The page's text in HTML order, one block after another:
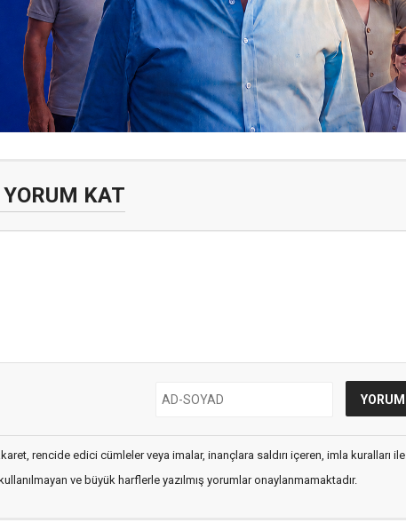
YORUM KAT
rencide edici cümleler veya imalar, inançlara saldırı içeren, imla kuralları ile
ve büyük harflerle yazılmış yorumlar onaylanmamaktadır.